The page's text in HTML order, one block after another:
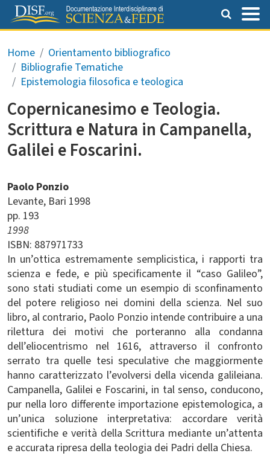
Salta al contenuto principale
Briciole di pane
Home
Orientamento bibliografico
Bibliografie Tematiche
Epistemologia filosofica e teologica
Copernicanesimo e Teologia.
Scrittura e Natura in Campanella,
Galilei e Foscarini.
Paolo Ponzio
Levante Bari 1998
pp. 193
1998
ISBN: 887971733
In un’ottica estremamente semplicistica, i rapporti tra
scienza e fede, e più specificamente il “caso Galileo”,
sono stati studiati come un esempio di sconfinamento
del potere religioso nei domini della scienza. Nel suo
libro, al contrario, Paolo Ponzio intende contribuire a una
rilettura dei motivi che porteranno alla condanna
dell’eliocentrismo nel 1616, attraverso il confronto
serrato tra quelle tesi speculative che maggiormente
hanno caratterizzato l’evolversi della vicenda galileiana.
Campanella, Galilei e Foscarini, in tal senso, conducono,
pur nella loro differente importazione epistemologica, a
un’unica soluzione interpretativa: accordare verità
scientifiche e verità della Scrittura mediante un’attenta
e accurata ripresa della teologia dei Padri della Chiesa.